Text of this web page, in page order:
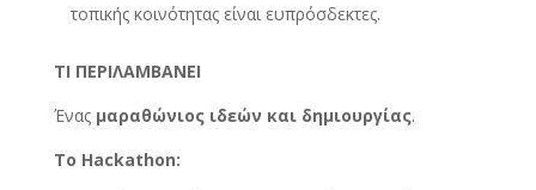
τοπικής κοινότητας είναι ευπρόσδεκτες.
ΤΙ ΠΕΡΙΛΑΜΒΑΝΕΙ
Ένας μαραθώνιος ιδεών και δημιουργίας.
Το Hackathon: